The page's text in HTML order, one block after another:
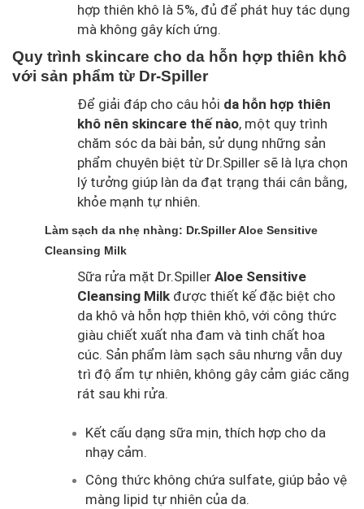
hợp thiên khô là 5%, đủ để phát huy tác dụng
mà không gây kích ứng.
Quy trình skincare cho da hỗn hợp thiên khô
với sản phẩm từ Dr-Spiller
Để giải đáp cho câu hỏi da hỗn hợp thiên
khô nên skincare thế nào, một quy trình
chăm sóc da bài bản, sử dụng những sản
phẩm chuyên biệt từ Dr.Spiller sẽ là lựa chọn
lý tưởng giúp làn da đạt trạng thái cân bằng,
khỏe mạnh tự nhiên.
Làm sạch da nhẹ nhàng: Dr.Spiller Aloe Sensitive
Cleansing Milk
Sữa rửa mặt Dr.Spiller Aloe Sensitive
Cleansing Milk được thiết kế đặc biệt cho
da khô và hỗn hợp thiên khô, với công thức
giàu chiết xuất nha đam và tinh chất hoa
cúc. Sản phẩm làm sạch sâu nhưng vẫn duy
trì độ ẩm tự nhiên, không gây cảm giác căng
rát sau khi rửa.
Kết cấu dạng sữa mịn, thích hợp cho da
nhạy cảm.
Công thức không chứa sulfate, giúp bảo vệ
màng lipid tự nhiên của da.